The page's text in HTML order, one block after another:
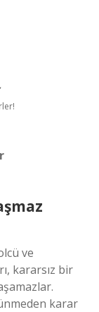
ve
kararsız bir
karar